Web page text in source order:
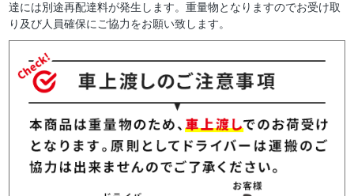
達には別途再配達料が発生します。重量物となりますのでお受け取
り及び人員確保にご協力をお願い致します。